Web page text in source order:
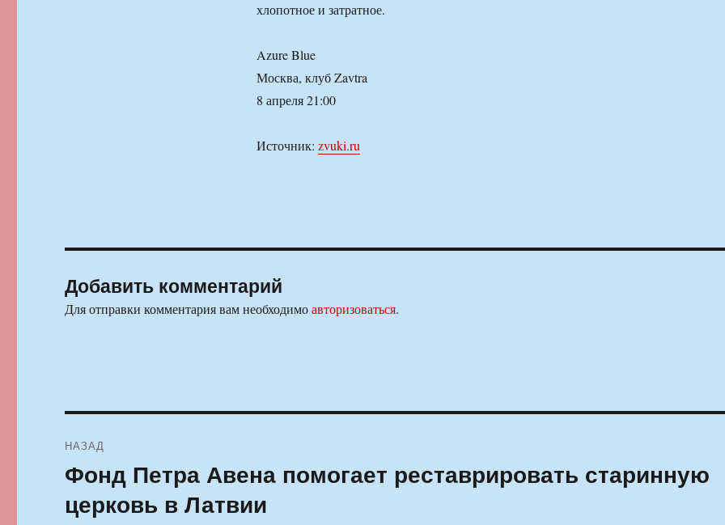
хлопотное и затратное.
Azure Blue
Москва, клуб Zavtra
8 апреля 21:00
Источник: zvuki.ru
Добавить комментарий
Для отправки комментария вам необходимоавторизоваться.
по
записям
НАЗАД
Предыдущая
Фонд Петра Авена помогает реставрировать старинную
церковь в Латвии